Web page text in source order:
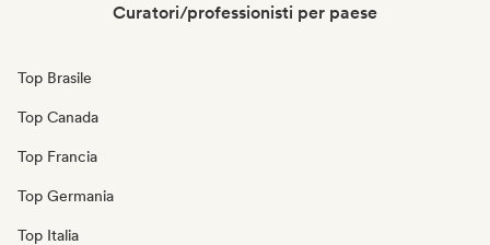
Curatori/professionisti per paese
Top Brasile
Top Canada
Top Francia
Top Germania
Top Italia